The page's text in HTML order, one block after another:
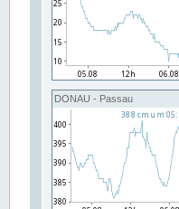
DONAU - Passau